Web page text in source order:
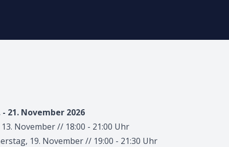
21. November 2026
13. November // 18:00 - 21:00 Uhr
19. November // 19:00 - 21:30 Uhr